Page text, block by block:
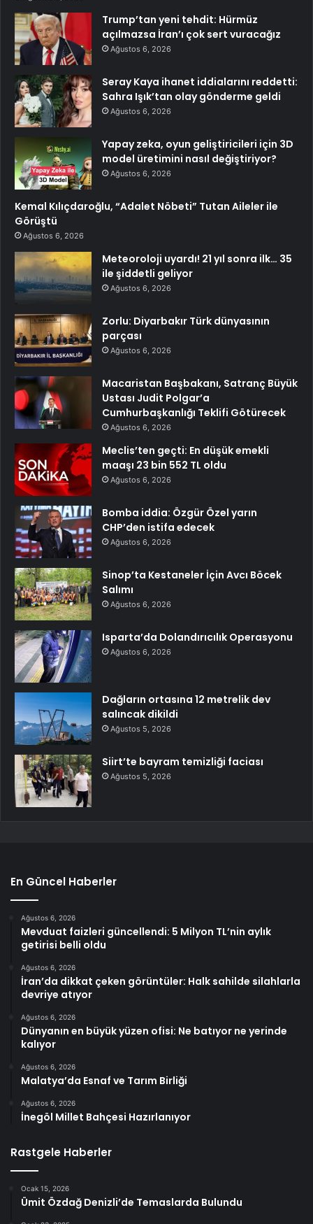
Trump’tan yeni tehdit: Hürmüz
açılmazsa İran’ı çok sert vuracağız
Ağustos 6, 2026
Seray Kaya ihanet iddialarını reddetti:
Sahra Işık’tan olay gönderme geldi
Ağustos 6, 2026
Yapay zeka, oyun geliştiricileri için 3D
model üretimini nasıl değiştiriyor?
Ağustos 6, 2026
Kemal Kılıçdaroğlu, “Adalet Nöbeti” Tutan Aileler ile
Görüştü
Ağustos 6, 2026
Meteoroloji uyardı! 21 yıl sonra ilk… 35
ile şiddetli geliyor
Ağustos 6, 2026
Zorlu: Diyarbakır Türk dünyasının
parçası
Ağustos 6, 2026
Macaristan Başbakanı, Satranç Büyük
Ustası Judit Polgar’a
Cumhurbaşkanlığı Teklifi Götürecek
Ağustos 6, 2026
Meclis’ten geçti: En düşük emekli
maaşı 23 bin 552 TL oldu
Ağustos 6, 2026
Bomba iddia: Özgür Özel yarın
CHP’den istifa edecek
Ağustos 6, 2026
Sinop’ta Kestaneler İçin Avcı Böcek
Salımı
Ağustos 6, 2026
Isparta’da Dolandırıcılık Operasyonu
Ağustos 6, 2026
Dağların ortasına 12 metrelik dev
salıncak dikildi
Ağustos 5, 2026
Siirt’te bayram temizliği faciası
Ağustos 5, 2026
En Güncel Haberler
Ağustos 6, 2026
Mevduat faizleri güncellendi: 5 Milyon TL’nin aylık
getirisi belli oldu
Ağustos 6, 2026
İran’da dikkat çeken görüntüler: Halk sahilde silahlarla
devriye atıyor
Ağustos 6, 2026
Dünyanın en büyük yüzen ofisi: Ne batıyor ne yerinde
kalıyor
Ağustos 6, 2026
Malatya’da Esnaf ve Tarım Birliği
Ağustos 6, 2026
İnegöl Millet Bahçesi Hazırlanıyor
Rastgele Haberler
Ocak 15, 2026
Ümit Özdağ Denizli’de Temaslarda Bulundu